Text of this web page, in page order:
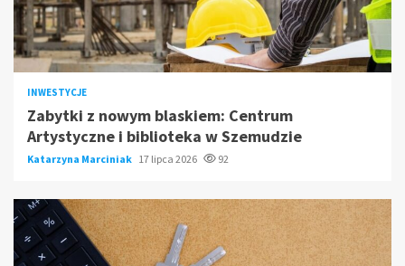
INWESTYCJE
Zabytki z nowym blaskiem: Centrum
Artystyczne i biblioteka w Szemudzie
Katarzyna Marciniak 17 lipca 2026 92